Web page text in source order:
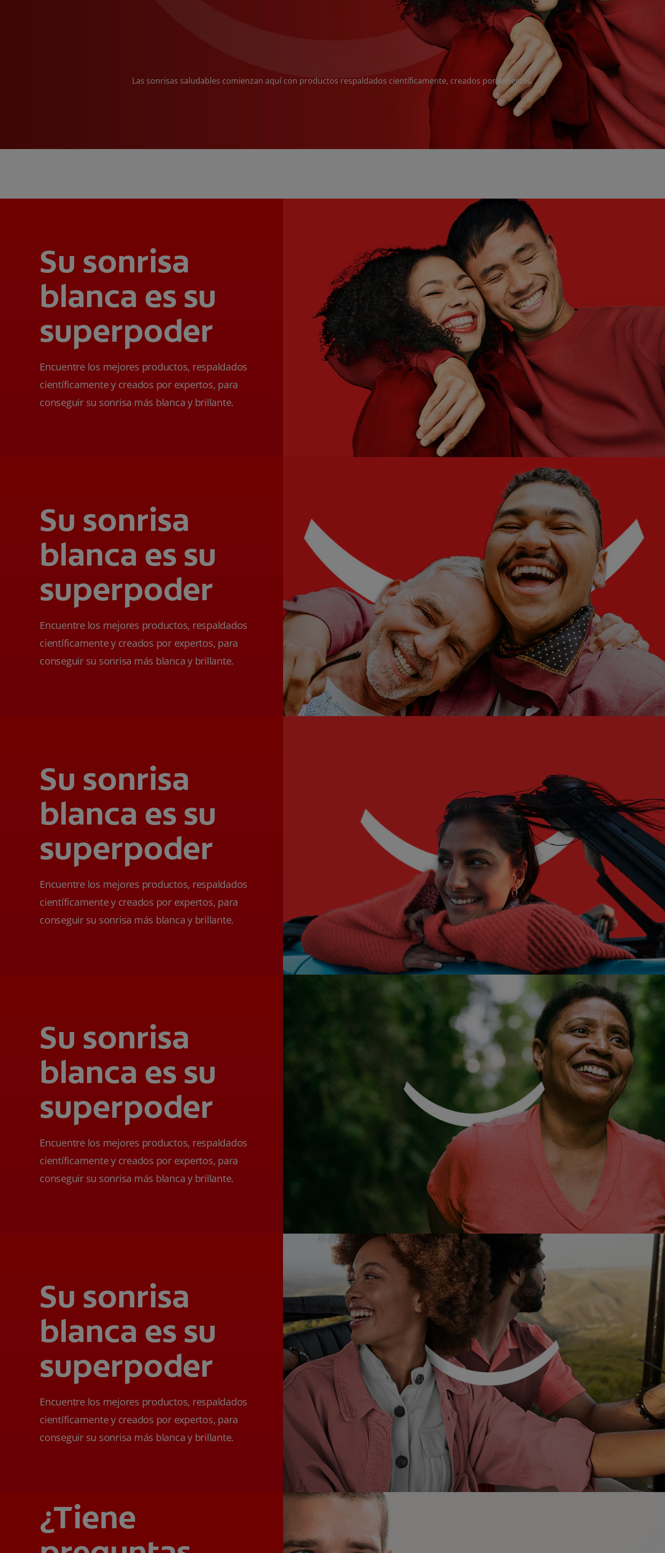
Las sonrisas saludables comienzan aquí con productos respaldados científicamente, creados por expertos.
Su sonrisa
blanca es su
superpoder
Encuentre los mejores productos, respaldados
científicamente y creados por expertos, para
conseguir su sonrisa más blanca y brillante.
Su sonrisa
blanca es su
superpoder
Encuentre los mejores productos, respaldados
científicamente y creados por expertos, para
conseguir su sonrisa más blanca y brillante.
Su sonrisa
blanca es su
superpoder
Encuentre los mejores productos, respaldados
científicamente y creados por expertos, para
conseguir su sonrisa más blanca y brillante.
Su sonrisa
blanca es su
superpoder
Encuentre los mejores productos, respaldados
científicamente y creados por expertos, para
conseguir su sonrisa más blanca y brillante.
Su sonrisa
blanca es su
superpoder
Encuentre los mejores productos, respaldados
científicamente y creados por expertos, para
conseguir su sonrisa más blanca y brillante.
¿Tiene